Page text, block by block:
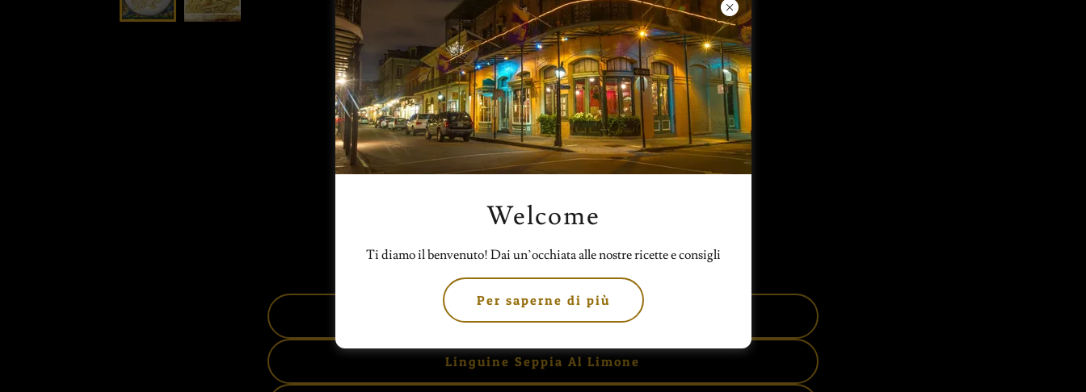
Elenco Primi Piatti
Ciao
Farfalle Salmone & Ricotta
Linguine Seppia Al Limone
Welcome
Ti diamo il benvenuto! Dai un’occhiata alle nostre ricette e consigli
Per saperne di più